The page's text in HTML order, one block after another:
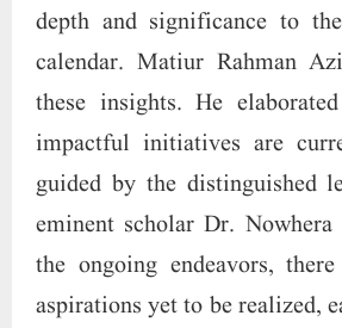
depth and significance to
calendar. Matiur Rahman
these insights. He
impactful initiatives are
guided by the distinguished
eminent scholar Dr. Nowhera
the ongoing endeavors,
aspirations yet to be realized,